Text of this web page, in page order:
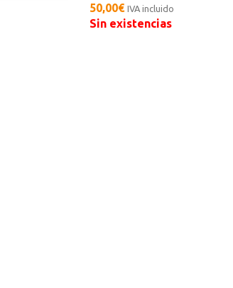
50,00€ IVA incluido
Sin existencias